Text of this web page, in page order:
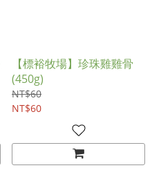
【標裕牧場】珍珠雞雞骨
(450g)
NT$60
NT$60